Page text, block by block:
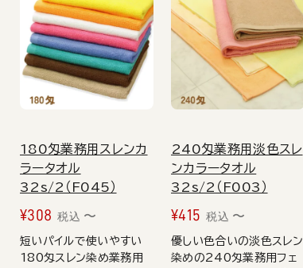
180匁業務用スレンカ
ラータオル
32s/2（F045）
¥308 税込 〜
短いパイルで使いやすい
180匁スレン染め業務用
240匁業務用淡色スレ
ンカラータオル
32s/2（F003）
¥415 税込 〜
優しい色合いの淡色スレン
染めの240匁業務用フェ